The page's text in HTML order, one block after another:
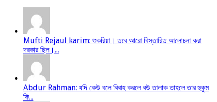
Mufti Rejaul karim: শুকরিয়া। তবে আরো বিস্তারিত আলোচনা করা
দরকার ছিল।...
Abdur Rahman: যদি কেউ বলে বিবাহ করলে বউ তালাক তাহলে তার হুকুম
কি...